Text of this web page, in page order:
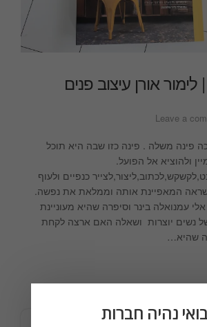
אורן עיצוב פנים
Leave a
משלך
|
לימור
אורן
פנים
והוםסטיילינג
פינה משלה . פינה כזו שבה היא תוכל
ולהוציא אל הפועל.
כנפיים ולעוף
המאפיינת אותה וממלאת את נפשה.
עמנואלה בינר וסיפרה שהיא מעוניינת
נשים יוצרות ושאלה האם ארצה לקחת
שהיא…
נהיה חברות